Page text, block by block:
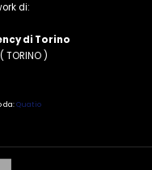
di:
di Torino
( TORINO )
da:Quatio